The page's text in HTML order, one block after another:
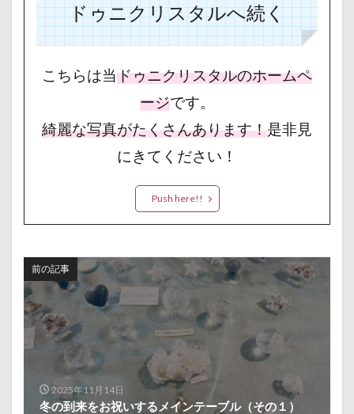
ドゥニクリスタルへ続く
こちらは当ドゥニクリスタルのホームペ
ージです。
綺麗な写真がたくさんあります！是非見
にきてください！
Push here!!
前の記事
2025年11月14日
冬の到来をお祝いするメインテーブル（その１）